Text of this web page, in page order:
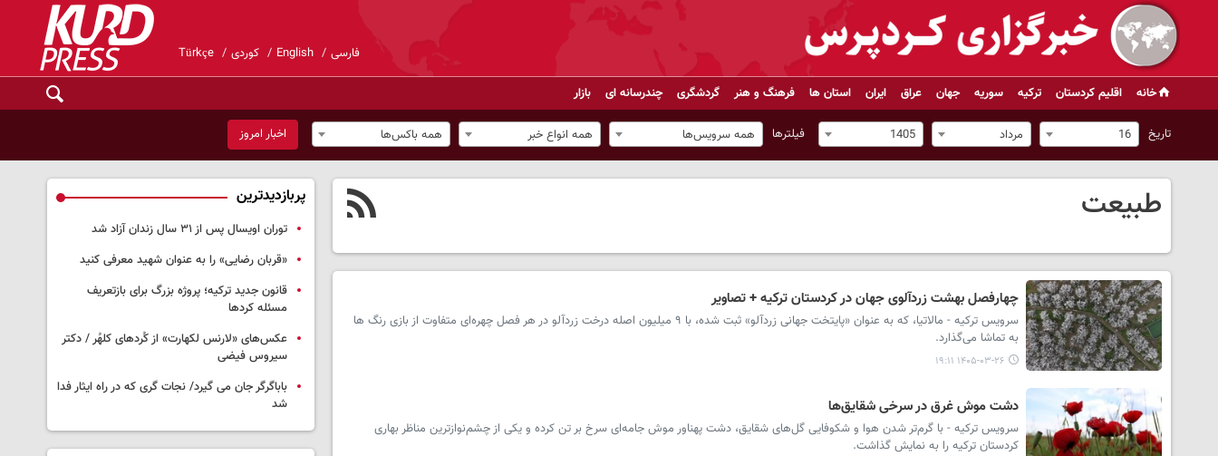
فارسی English کوردی Türkçe
خانه اقلیم کردستان ترکیه سوریه جهان عراق ایران استان ها فرهنگ و هنر گردشگری چندرسانه ای بازار
تاریخ 16 مرداد 1405 فیلترها همه سرویس‌ها همه انواع خبر همه باکس‌ها اخبار امروز
طبیعت
چهارفصل بهشت زردآلوی جهان در کردستان ترکیه + تصاویر
سرویس ترکیه - مالاتیا، که به عنوان «پایتخت جهانی زردآلو» ثبت شده، با ۹ میلیون اصله درخت زردآلو در هر فصل چهره‌ای متفاوت از بازی رنگ ها
به تماشا می‌گذارد.
۱۴۰۵-۰۳-۲۶ ۱۹:۱۱
دشت موش غرق در سرخی شقایق‌ها
سرویس ترکیه - با گرم‌تر شدن هوا و شکوفایی گل‌های شقایق، دشت پهناور موش جامه‌ای سرخ بر تن کرده و یکی از چشم‌نوازترین مناظر بهاری
کردستان ترکیه را به نمایش گذاشت.
پربازدیدترین
توران اویسال پس از ۳۱ سال زندان آزاد شد
«قربان رضایی» را به عنوان شهید معرفی کنید
قانون جدید ترکیه؛ پروژه بزرگ‌ برای بازتعریف
مسئله کردها
عکس‌های «لارنس لکهارت» از کُردهای کلهُر / دکتر
سیروس فیضی
باباگرگر جان می گیرد/ نجات گری که در راه ایثار فدا
شد